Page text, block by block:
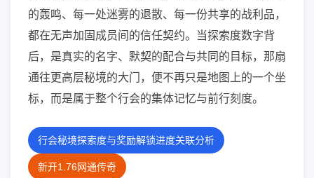
的轰鸣、每一处迷雾的退散、每一份共享的战利品，
都在无声加固成员间的信任契约。当探索度数字背
后，是真实的名字、默契的配合与共同的目标，那扇
通往更高层秘境的大门，便不再只是地图上的一个坐
标，而是属于整个行会的集体记忆与前行刻度。
行会秘境探索度与奖励解锁进度关联分析
新开1.76网通传奇